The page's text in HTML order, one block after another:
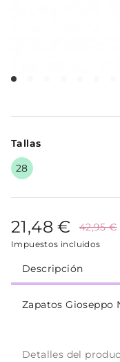
Tallas
28
21,48 € 42,95 €
Impuestos incluidos
Descripción
Zapatos Gioseppo
Detalles del